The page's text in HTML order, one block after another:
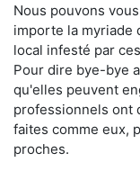
Nous pouvons
importe la myriade
local infesté par
Pour dire bye-bye
qu'elles peuvent
professionnels ont
faites comme eux,
proches.